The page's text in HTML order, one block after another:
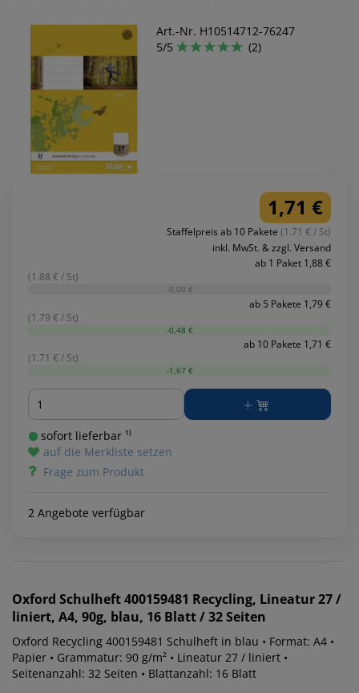
Art.-Nr. H10514712-76247
5/5
(2)
1,71 €
Staffelpreis ab 10 Pakete (1.71 € / St)
inkl. MwSt. & zzgl. Versand
ab 1 Paket 1,88 €
(1.88 € / St)
-0,00 €
ab 5 Pakete 1,79 €
(1.79 € / St)
-0,48 €
ab 10 Pakete 1,71 €
(1.71 € / St)
-1,67 €
Menge
sofort lieferbar ¹⁾
auf die Merkliste setzen
Frage zum Produkt
2 Angebote verfügbar
Oxford Schulheft 400159481 Recycling, Lineatur 27 /
liniert, A4, 90g, blau, 16 Blatt / 32 Seiten
Oxford Recycling 400159481 Schulheft in blau • Format: A4 •
Papier • Grammatur: 90 g/m² • Lineatur 27 / liniert •
Seitenanzahl: 32 Seiten • Blattanzahl: 16 Blatt